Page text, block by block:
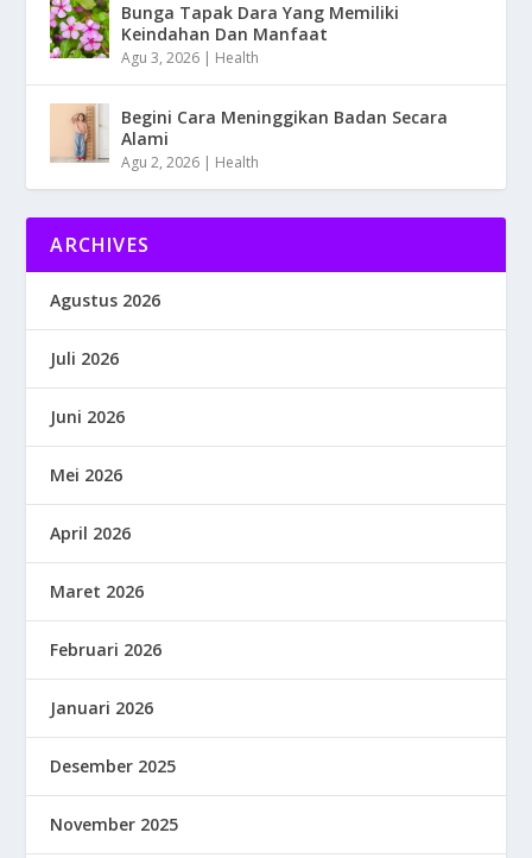
Bunga Tapak Dara Yang Memiliki
Keindahan Dan Manfaat
Agu 3, 2026 | Health
Begini Cara Meninggikan Badan Secara
Alami
Agu 2, 2026 | Health
ARCHIVES
Agustus 2026
Juli 2026
Juni 2026
Mei 2026
April 2026
Maret 2026
Februari 2026
Januari 2026
Desember 2025
November 2025